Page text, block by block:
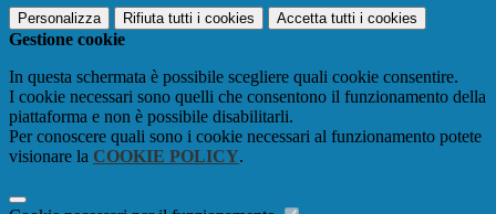
Personalizza Rifiuta tutti i cookies Accetta tutti i cookies
Gestione cookie
In questa schermata è possibile scegliere quali cookie consentire.
I cookie necessari sono quelli che consentono il funzionamento della
piattaforma e non è possibile disabilitarli.
Per conoscere quali sono i cookie necessari al funzionamento potete
visionare la COOKIE POLICY.